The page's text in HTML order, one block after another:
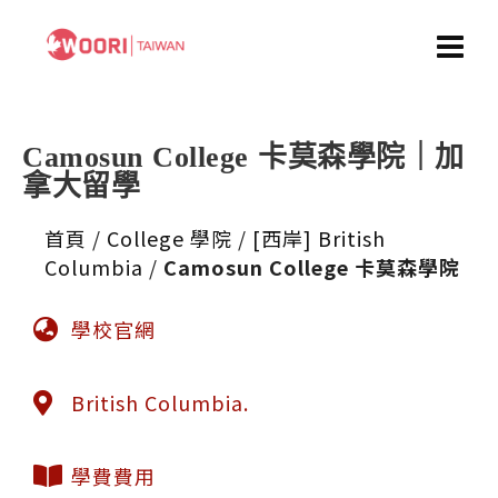
Camosun College 卡莫森學院｜加
拿大留學
首頁 / College 學院 / [西岸] British
Columbia / Camosun College 卡莫森學院
學校官網
British Columbia.
學費費用